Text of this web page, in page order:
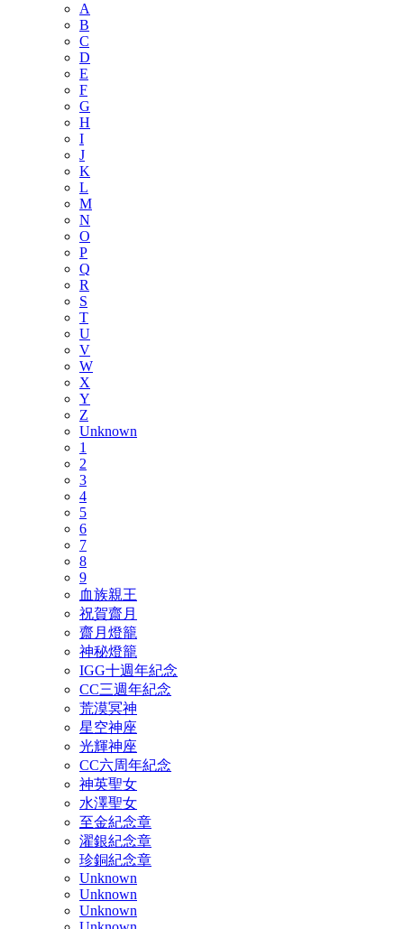
A
B
C
D
E
F
G
H
I
J
K
L
M
N
O
P
Q
R
S
T
U
V
W
X
Y
Z
Unknown
1
2
3
4
5
6
7
8
9
血族親王
祝賀齋月
齋月燈籠
神秘燈籠
IGG十週年紀念
CC三週年紀念
荒漠冥神
星空神座
光輝神座
CC六周年紀念
神英聖女
水澤聖女
至金紀念章
濯銀紀念章
珍銅紀念章
Unknown
Unknown
Unknown